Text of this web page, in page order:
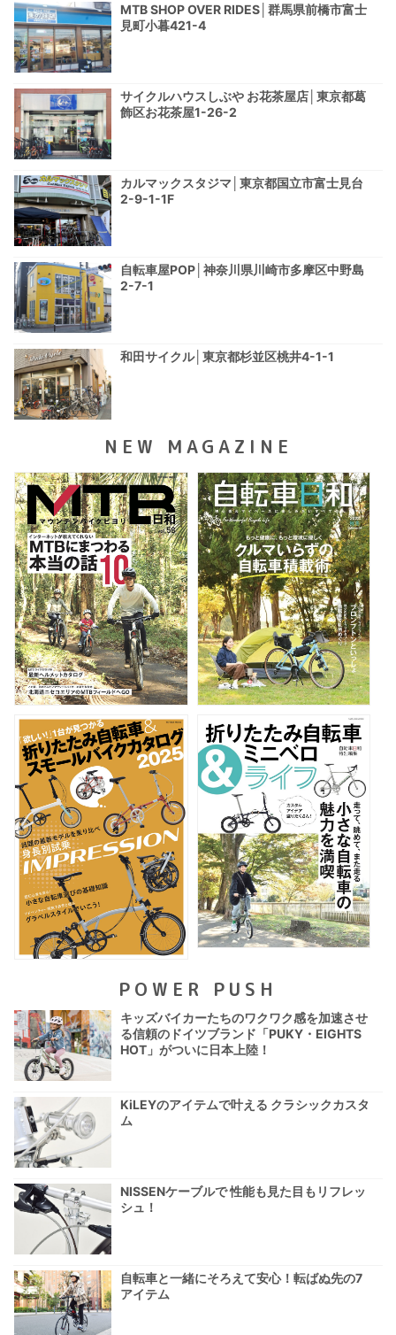
MTB SHOP OVER RIDES│群馬県前橋市富士
見町小暮421-4
サイクルハウスしぶや お花茶屋店│東京都葛
飾区お花茶屋1-26-2
カルマックスタジマ│東京都国立市富士見台
2-9-1-1F
自転車屋POP│神奈川県川崎市多摩区中野島
2-7-1
和田サイクル│東京都杉並区桃井4-1-1
NEW MAGAZINE
POWER PUSH
キッズバイカーたちのワクワク感を加速させ
る信頼のドイツブランド「PUKY・EIGHTS
HOT」がついに日本上陸！
KiLEYのアイテムで叶える クラシックカスタ
ム
NISSENケーブルで 性能も見た目もリフレッ
シュ！
自転車と一緒にそろえて安心！転ばぬ先の7
アイテム